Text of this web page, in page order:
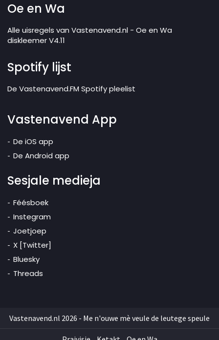
Oe en Wa
Alle uisregels van Vastenavend.nl - Oe en Wa
diskleemer V4.11
Spotify lijst
De Vastenavend.FM Spotify pleelist
Vastenavend App
De iOS app
De Android app
Sesjale medieja
Féésboek
Instegram
Joetjoep
X [Twitter]
Bluesky
Threads
Vastenavend.nl 2026 - Me n'ouwe mè veule de leutege speule